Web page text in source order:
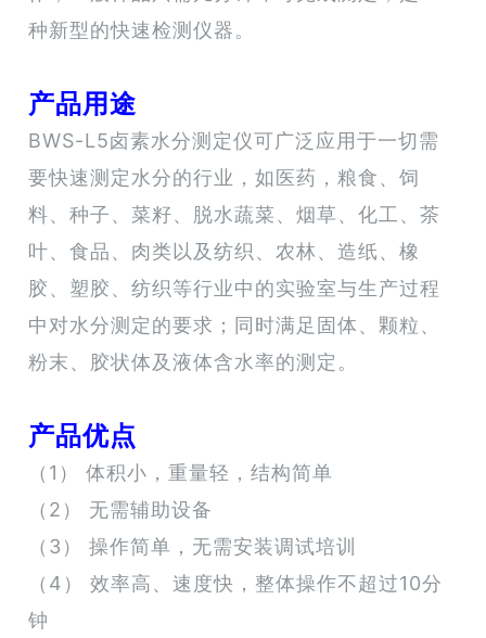
种新型的快速检测仪器。
产品用途
BWS-L5卤素水分测定仪可广泛应用于一切需
要快速测定水分的行业，如医药，粮食、饲
料、种子、菜籽、脱水蔬菜、烟草、化工、茶
叶、食品、肉类以及纺织、农林、造纸、橡
胶、塑胶、纺织等行业中的实验室与生产过程
中对水分测定的要求；同时满足固体、颗粒、
粉末、胶状体及液体含水率的测定。
产品优点
（1） 体积小，重量轻，结构简单
（2） 无需辅助设备
（3） 操作简单，无需安装调试培训
（4） 效率高、速度快，整体操作不超过10分
钟